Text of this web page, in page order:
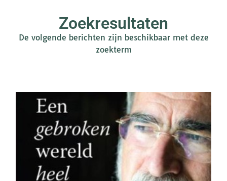
Zoekresultaten
De volgende berichten zijn beschikbaar met deze
zoekterm